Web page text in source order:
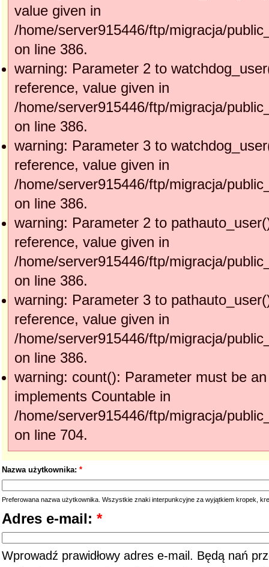
value given in
/home/server915446/ftp/migracja/
on line 386.
warning: Parameter 2 to
reference, value given in
/home/server915446/ftp/migracja/
on line 386.
warning: Parameter 3 to
reference, value given in
/home/server915446/ftp/migracja/
on line 386.
warning: Parameter 2 to
reference, value given in
/home/server915446/ftp/migracja/
on line 386.
warning: Parameter 3 to
reference, value given in
/home/server915446/ftp/migracja/
on line 386.
warning: count(): Parameter must be
implements Countable in
/home/server915446/ftp/migracja/
on line 704.
Nazwa użytkownika:*
Preferowana nazwa użytkownika. Wszystkie znaki interpunkcyjne za wyjątkiem kropek,
Adres e-mail:*
Wprowadź prawidłowy adres e-mail. Będą nań